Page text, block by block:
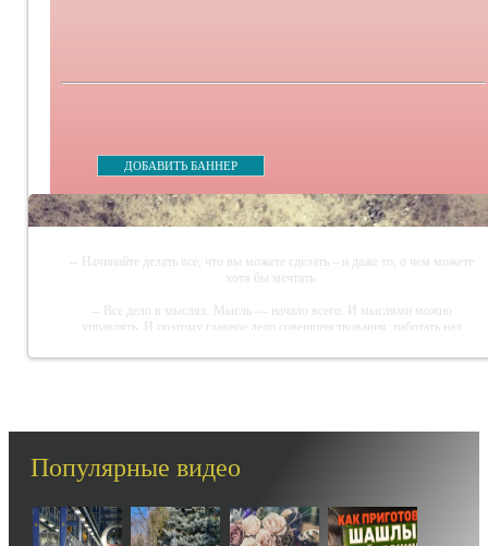
ДОБАВИТЬ БАННЕР
-- Начинайте делать все, что вы можете сделать – и даже то, о чем можете
хотя бы мечтать.
-- Все дело в мыслях. Мысль — начало всего. И мыслями можно
управлять. И поэтому главное дело совершенствования: работать над
-- Лучшее, что можно сделать с хорошим советом, это пропустить его мимо
-- Люблю давать советы и очень не люблю, когда их дают мне.
Популярные видео